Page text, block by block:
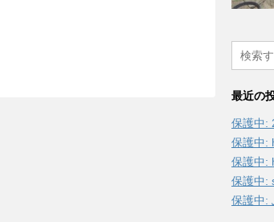
最近の
保護中:
保護中:
保護中:
保護中:
保護中: